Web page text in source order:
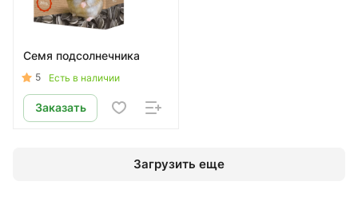
Семя подсолнечника
5 Есть в наличии
Заказать
Загрузить еще